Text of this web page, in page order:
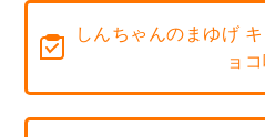
しんちゃんのまゆげ
ョ